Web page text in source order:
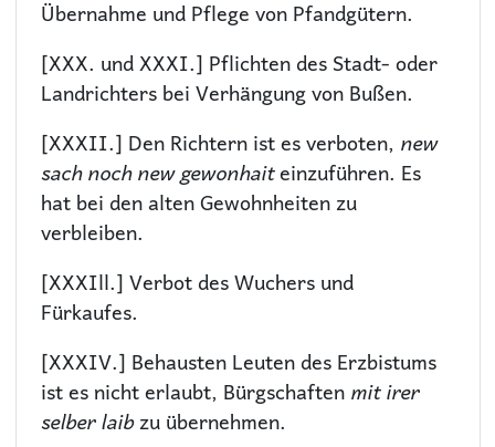
Übernahme und Pflege von Pfandgütern.
[XXX. und XXXI.] Pflichten des Stadt- oder
Landrichters bei Verhängung von Bußen.
[XXXII.] Den Richtern ist es verboten, new
sach noch new gewonhaiteinzuführen. Es
hat bei den alten Gewohnheiten zu
verbleiben.
[XXXIll.] Verbot des Wuchers und
Fürkaufes.
[XXXIV.] Behausten Leuten des Erzbistums
ist es nicht erlaubt, Bürgschaften mit irer
selber laibzu übernehmen.